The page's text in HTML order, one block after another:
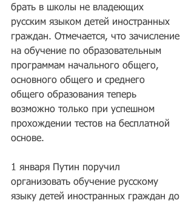
брать в школы не владеющих
русским языком детей иностранных
граждан. Отмечается, что зачисление
на обучение по образовательным
программам начального общего,
основного общего и среднего
общего образования теперь
возможно только при успешном
прохождении тестов на бесплатной
основе.
1 января Путин поручил
организовать обучение русскому
языку детей иностранных граждан до